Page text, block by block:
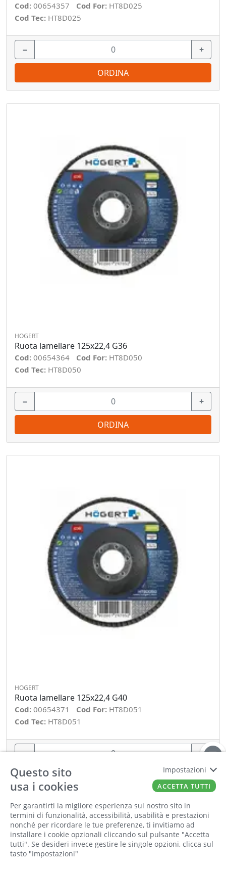
Cod: 00654357 Cod For: HT8D025
Cod Tec: HT8D025
− +
ORDINA
HOGERT
Ruota lamellare 125x22,4 G36
Cod: 00654364 Cod For: HT8D050
Cod Tec: HT8D050
− +
ORDINA
HOGERT
Ruota lamellare 125x22,4 G40
Cod: 00654371 Cod For: HT8D051
Cod Tec: HT8D051
− +
Questo sito
usa i cookies
Per garantirti la migliore esperienza sul nostro sito in
termini di funzionalità, accessibilità, usabilità e prestazioni
nonché per ricordare le tue preferenze, ti invitiamo ad
installare i cookie opzionali cliccando sul pulsante "Accetta
tutti". Se desideri invece gestire le singole opzioni, clicca sul
tasto "Impostazioni"
Impostazioni
ACCETTA TUTTI